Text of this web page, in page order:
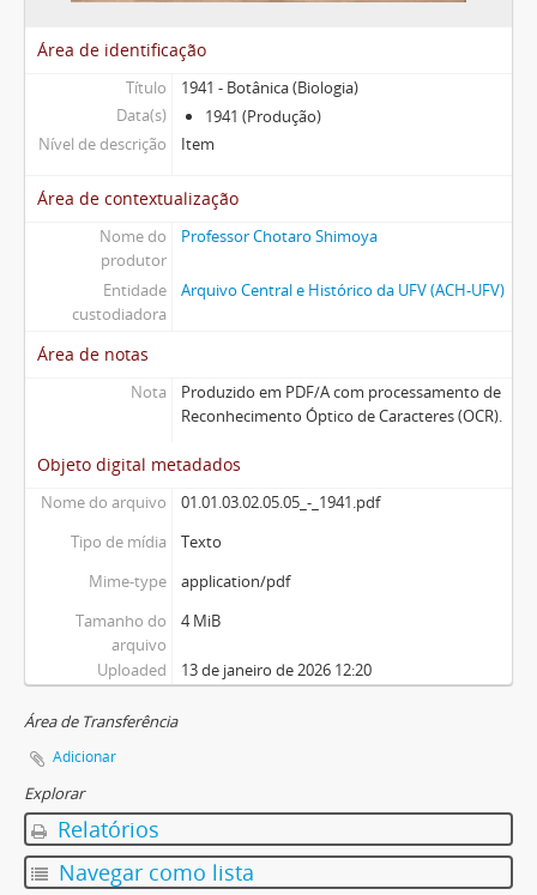
Área de identificação
Título
1941 - Botânica (Biologia)
Data(s)
1941 (Produção)
Nível de descrição
Item
Área de contextualização
Nome do
produtor
Professor Chotaro Shimoya
Entidade
custodiadora
Arquivo Central e Histórico da UFV (ACH-UFV)
Área de notas
Nota
Produzido em PDF/A com processamento de
Reconhecimento Óptico de Caracteres (OCR).
Objeto digital metadados
Nome do arquivo
01.01.03.02.05.05_-_1941.pdf
Tipo de mídia
Texto
Mime-type
application/pdf
Tamanho do
arquivo
4 MiB
Uploaded 13 de janeiro de 2026 12:20
Área de Transferência
Adicionar
Explorar
Relatórios
Navegar como lista